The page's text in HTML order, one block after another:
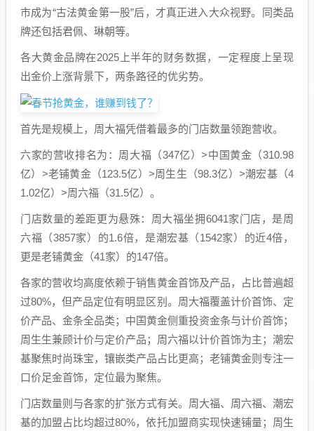
市成为“古法黄金第一股”后，才真正进入大众视野。同类品
牌还包括君佩、琳朝等。
各大黄金品牌在2025上半年的财务数据，一定程度上呈现
出金价上涨背景下，两条路径的优劣势。
首先是规模上，周大福凭借着最多的门店数量领跑营收。
六家的营收排名为：周大福（347亿）>中国黄金（310.98
亿）>老铺黄金（123.5亿）>周生生（98.3亿）>潮宏基（4
1.02亿）>周六福（31.5亿）。
门店数量的差距更为悬殊：周大福坐拥6041家门店，是周
六福（3857家）的1.6倍，是潮宏基（1542家）的近4倍，
更是老铺黄金（41家）的147倍。
各家的营收均高度依赖于销售黄金首饰及产品，占比普遍超
过80%，但产品定位有明显区别。周大福覆盖计价首饰、定
价产品、金条全品类；中国黄金侧重投资金条与计价首饰；
周生生兼顾计价与定价产品；周六福以计价首饰为主；潮宏
基聚焦时尚珠宝，镶嵌类产品占比更高；老铺黄金则专注一
口价足金首饰，定位最为聚焦。
门店数量则与各家的扩张方式有关。周大福、周六福、潮宏
基的加盟占比均超过80%，依托加盟商实现快速铺量；周生